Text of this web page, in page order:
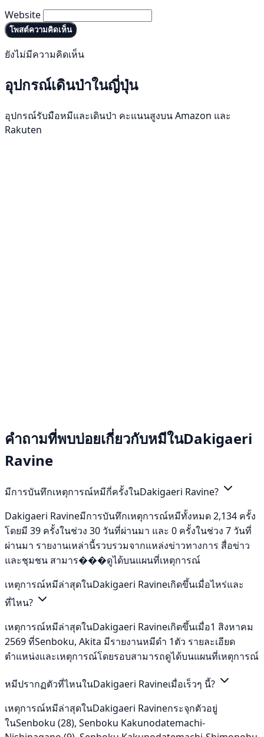
Website
โพสต์ความคิดเห็น
ยังไม่มีความคิดเห็น
อุปกรณ์เดินป่าในญี่ปุ่น
อุปกรณ์รับมือหมีและเดินป่า คะแนนสูงบน Amazon และ
Rakuten
คำถามที่พบบ่อยเกี่ยวกับหมีในDakigaeri
Ravine
มีการบันทึกเหตุการณ์หมีกี่ครั้งในDakigaeri Ravine?
Dakigaeri Ravineมีการบันทึกเหตุการณ์หมีทั้งหมด 2,134 ครั้ง
โดยมี 39 ครั้งในช่วง 30 วันที่ผ่านมา และ 0 ครั้งในช่วง 7 วันที่
ผ่านมา รายงานเหล่านี้รวบรวมจากแหล่งข่าวทางการ สื่อข่าว
และชุมชน สามาร���ดูได้บนแผนที่เหตุการณ์
เหตุการณ์หมีล่าสุดในDakigaeri Ravineเกิดขึ้นเมื่อไหร่และ
ที่ไหน?
เหตุการณ์หมีล่าสุดในDakigaeri Ravineเกิดขึ้นเมื่อ1 สิงหาคม
2569 ที่Senboku, Akita มีรายงานหมีดำ 1ตัว รายละเอียด
ตำแหน่งและเหตุการณ์โดยรอบสามารถดูได้บนแผนที่เหตุการณ์
หมีปรากฏตัวที่ไหนในDakigaeri Ravineเมื่อเร็วๆ นี้?
เหตุการณ์หมีล่าสุดในDakigaeri Ravineกระจุกตัวอยู่
ในSenboku (28), Senboku Kakunodatemachi-